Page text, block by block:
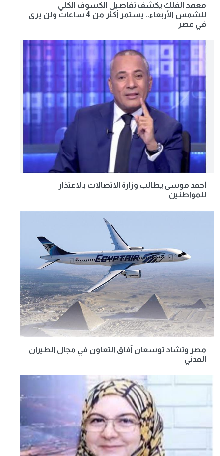
معهد الفلك يكشف تفاصيل الكسوف الكلي
للشمس الأربعاء.. يستمر أكثر من 4 ساعات ولن يرى
في مصر
أحمد موسى يطالب وزارة الاتصالات بالاعتذار
للمواطنين
مصر وتشاد توسعان آفاق التعاون في مجال الطيران
المدني